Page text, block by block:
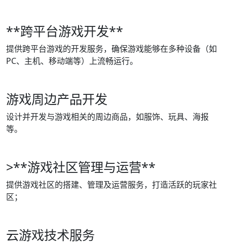
**跨平台游戏开发**
提供跨平台游戏的开发服务，确保游戏能够在多种设备（如
PC、主机、移动端等）上流畅运行。
游戏周边产品开发
设计并开发与游戏相关的周边商品，如服饰、玩具、海报
等。
>**游戏社区管理与运营**
提供游戏社区的搭建、管理及运营服务，打造活跃的玩家社
区；
云游戏技术服务